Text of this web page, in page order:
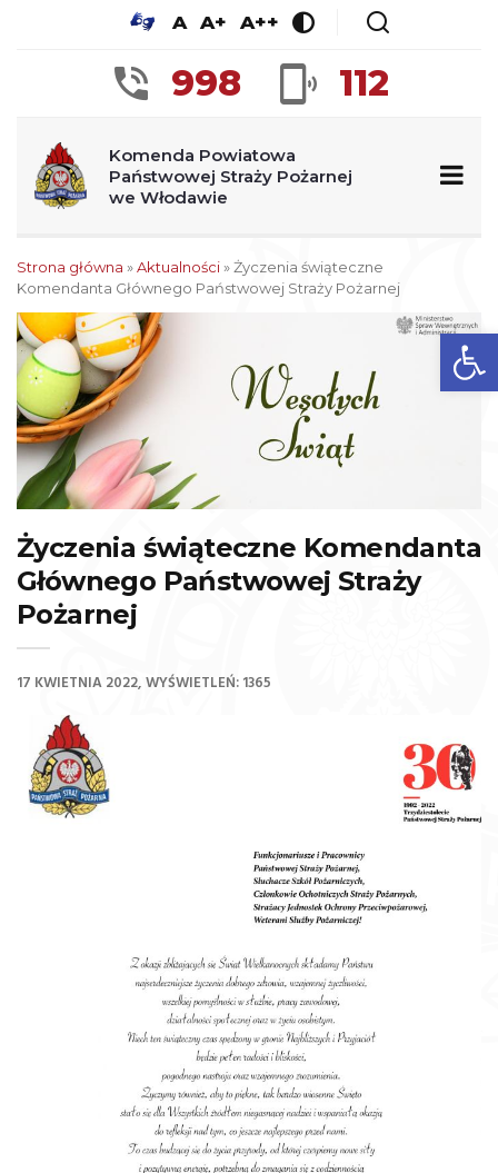
A A+ A++
998 112
Komenda Powiatowa
Państwowej Straży Pożarnej
we Włodawie
Strona główna »Aktualności»Życzenia świąteczne
Komendanta Głównego Państwowej Straży Pożarnej
Życzenia świąteczne Komendanta
Głównego Państwowej Straży
Pożarnej
17 KWIETNIA 2022 WYŚWIETLEŃ: 1365